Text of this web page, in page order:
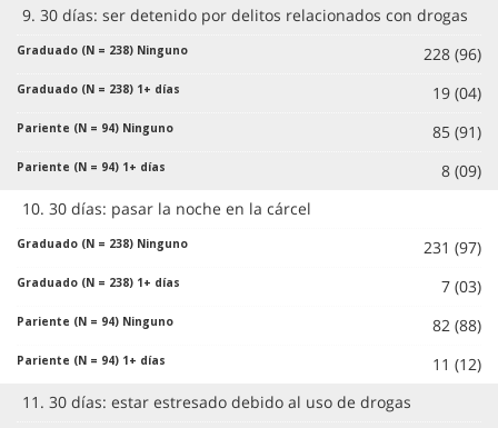
9. 30 días: ser detenido por delitos relacionados con drogas
228 (96)
19 (04)
85 (91)
8 (09)
10. 30 días: pasar la noche en la cárcel
231 (97)
7 (03)
82 (88)
11 (12)
11. 30 días: estar estresado debido al uso de drogas